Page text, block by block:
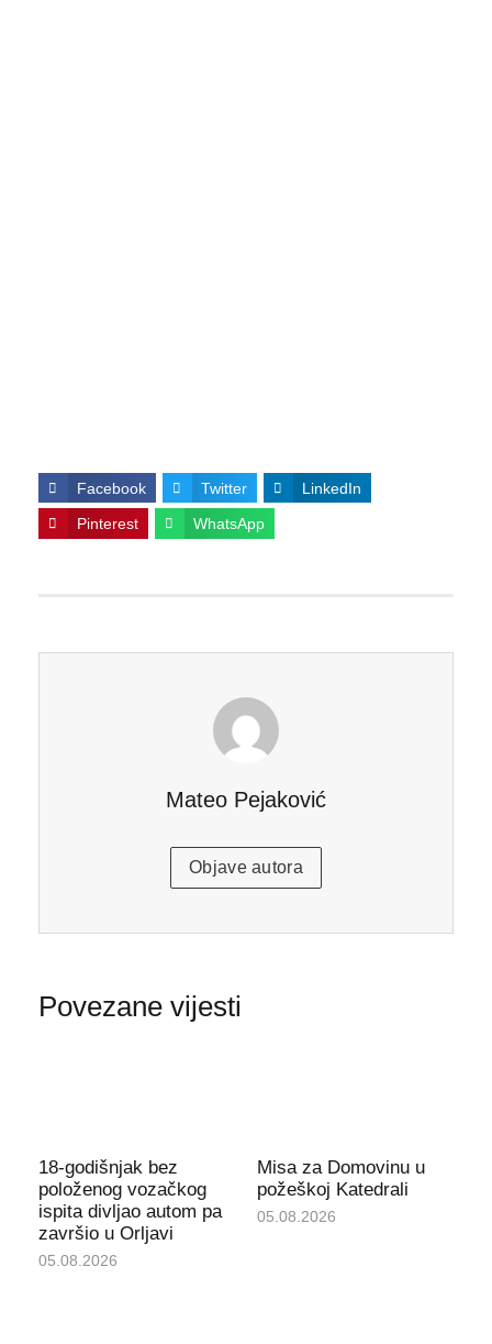
Facebook Twitter LinkedIn
Pinterest WhatsApp
Mateo Pejaković
Objave autora
Povezane vijesti
18-godišnjak bez
položenog vozačkog
ispita divljao autom pa
završio u Orljavi
05.08.2026
Misa za Domovinu u
požeškoj Katedrali
05.08.2026